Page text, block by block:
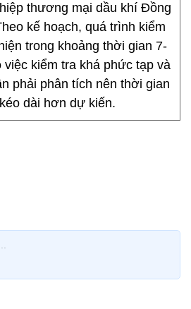
thương mại dầu khí Đồng
kế hoạch, quá trình kiểm
trong khoảng thời gian 7-
việc kiểm tra khá phức tạp và
phải phân tích nên thời gian
dài hơn dự kiến.